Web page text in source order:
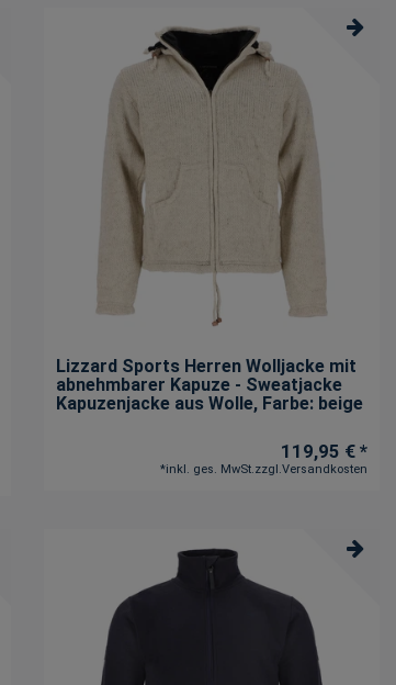
Lizzard Sports Herren Wolljacke mit
abnehmbarer Kapuze - Sweatjacke
Kapuzenjacke aus Wolle, Farbe: beige
119,95 € *
*inkl. ges. MwSt. zzgl. Versandkosten